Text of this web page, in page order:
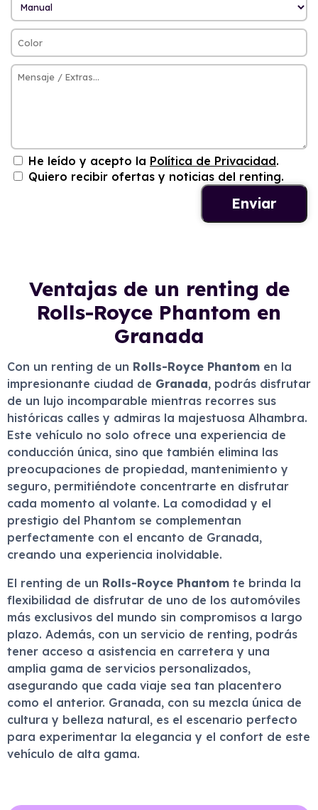
He leído y acepto la Política de Privacidad.
Quiero recibir ofertas y noticias del renting.
Ventajas de un renting de
Rolls-Royce Phantom en
Granada
Con un renting de un Rolls-Royce Phantom en la
impresionante ciudad de Granada, podrás disfrutar
de un lujo incomparable mientras recorres sus
históricas calles y admiras la majestuosa Alhambra.
Este vehículo no solo ofrece una experiencia de
conducción única, sino que también elimina las
preocupaciones de propiedad, mantenimiento y
seguro, permitiéndote concentrarte en disfrutar
cada momento al volante. La comodidad y el
prestigio del Phantom se complementan
perfectamente con el encanto de Granada,
creando una experiencia inolvidable.
El renting de un Rolls-Royce Phantom te brinda la
flexibilidad de disfrutar de uno de los automóviles
más exclusivos del mundo sin compromisos a largo
plazo. Además, con un servicio de renting, podrás
tener acceso a asistencia en carretera y una
amplia gama de servicios personalizados,
asegurando que cada viaje sea tan placentero
como el anterior. Granada, con su mezcla única de
cultura y belleza natural, es el escenario perfecto
para experimentar la elegancia y el confort de este
vehículo de alta gama.